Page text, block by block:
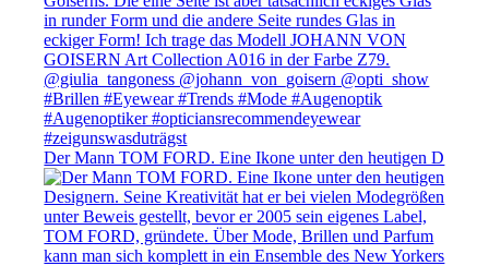
Der Mann TOM FORD. Eine Ikone unter den heutigen D